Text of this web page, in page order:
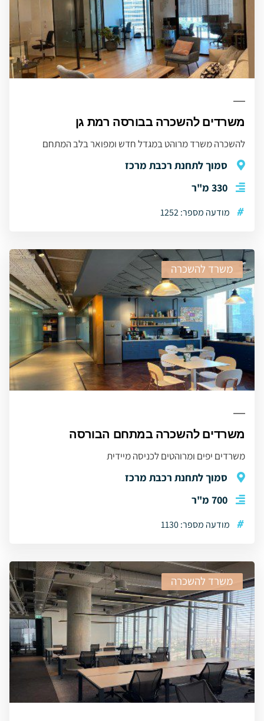
משרדים להשכרה בבורסה רמת גן
להשכרה משרד מרוהט במגדל חדש ומפואר בלב המתחם
סמוך לתחנת רכבת מרכז
330 מ"ר
# מודעה מספר: 1252
משרד להשכרה
משרדים להשכרה במתחם הבורסה
משרדים יפים ומרוהטים לכניסה מיידית
סמוך לתחנת רכבת מרכז
700 מ"ר
# מודעה מספר: 1130
משרד להשכרה